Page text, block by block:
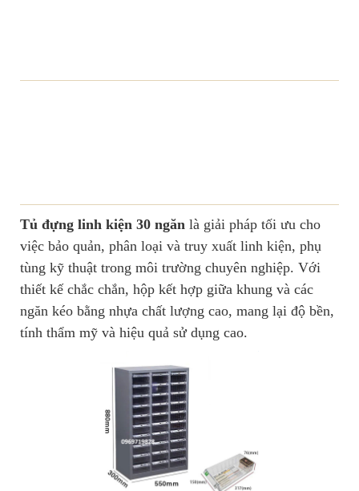
Tủ đựng linh kiện 30 ngăn là giải pháp tối ưu cho
việc bảo quản, phân loại và truy xuất linh kiện, phụ
tùng kỹ thuật trong môi trường chuyên nghiệp. Với
thiết kế chắc chắn, hộp kết hợp giữa khung và các
ngăn kéo bằng nhựa chất lượng cao, mang lại độ bền,
tính thẩm mỹ và hiệu quả sử dụng cao.